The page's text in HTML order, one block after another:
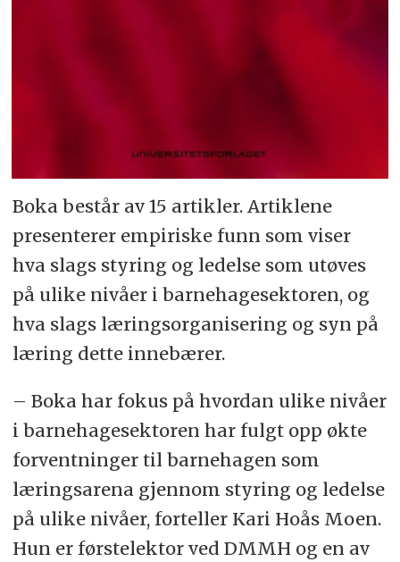
Boka består av 15 artikler. Artiklene
presenterer empiriske funn som viser
hva slags styring og ledelse som utøves
på ulike nivåer i barnehagesektoren, og
hva slags læringsorganisering og syn på
læring dette innebærer.
– Boka har fokus på hvordan ulike nivåer
i barnehagesektoren har fulgt opp økte
forventninger til barnehagen som
læringsarena gjennom styring og ledelse
på ulike nivåer, forteller Kari Hoås Moen.
Hun er førstelektor ved DMMH og en av